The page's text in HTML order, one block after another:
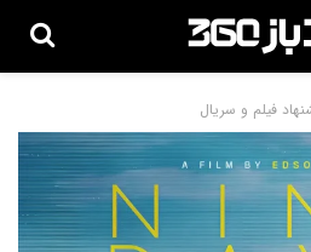
فیلم و سریال